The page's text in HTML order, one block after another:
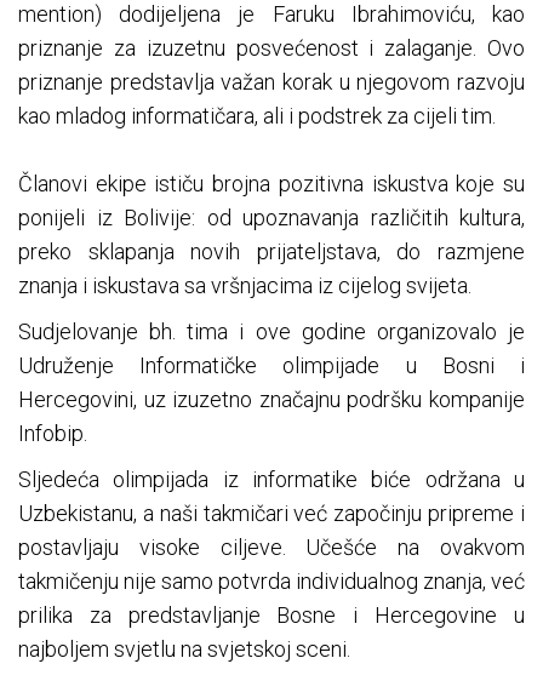
mention) dodijeljena je Faruku Ibrahimoviću, kao
priznanje za izuzetnu posvećenost i zalaganje. Ovo
priznanje predstavlja važan korak u njegovom razvoju
kao mladog informatičara, ali i podstrek za cijeli tim.
Članovi ekipe ističu brojna pozitivna iskustva koje su
ponijeli iz Bolivije: od upoznavanja različitih kultura,
preko sklapanja novih prijateljstava, do razmjene
znanja i iskustava sa vršnjacima iz cijelog svijeta.
Sudjelovanje bh. tima i ove godine organizovalo je
Udruženje Informatičke olimpijade u Bosni i
Hercegovini, uz izuzetno značajnu podršku kompanije
Infobip.
Sljedeća olimpijada iz informatike biće održana u
Uzbekistanu, a naši takmičari već započinju pripreme i
postavljaju visoke ciljeve. Učešće na ovakvom
takmičenju nije samo potvrda individualnog znanja, već
prilika za predstavljanje Bosne i Hercegovine u
najboljem svjetlu na svjetskoj sceni.